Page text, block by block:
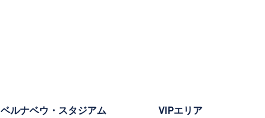
ベルナベウ・スタジアム VIPエリア